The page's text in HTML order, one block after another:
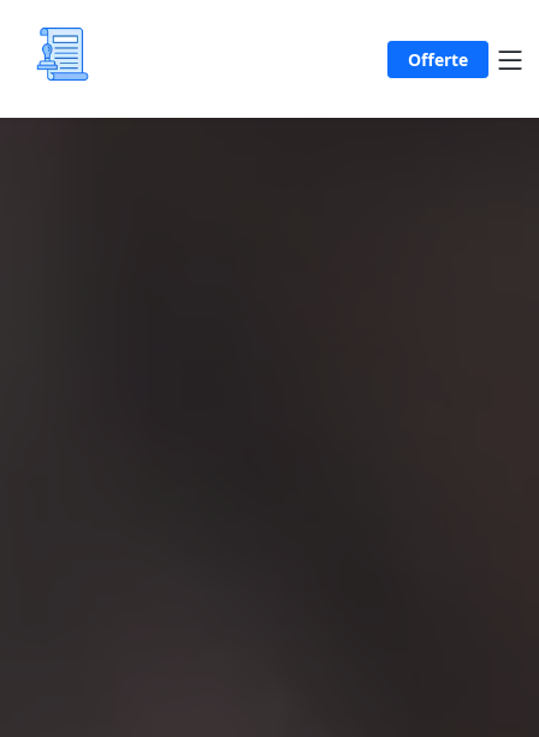
Offerte